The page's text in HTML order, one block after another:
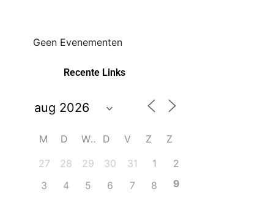
Geen Evenementen
Recente Links
M D W D V Z
Z
27
28 29 30 31 1
2
3
4 5 6 7 8
9